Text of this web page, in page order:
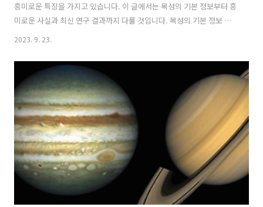
흥미로운 특징을 가지고 있습니다. 이 글에서는 목성의 기본 정보부터 흥
미로운 사실과 최신 연구 결과까지 다룰 것입니다. 목성의 기본 정보 목
성은 태양계에서 다섯 번째로 태양에서 먼 위치에 있는 가스 행성 중 하
139,822km에 달합니다. 이로 인해 목성은 어두운 밤하늘에서도 비교적
쉽게 관측할 수 있습니다. 목성은 수소와 헬륨으로 이루어진 가스 행성으
로, 대기 중의 주요 성분은 수소(H2)와 헬륨(He)이며 작은 양의 메탄
(CH4)과 아머니아(NH3)도 포함하고 있습니다. 목성 대기의 화학 구성은
대기학자들에게 많은 연구와 이해의 대상이 됩니다. 목성의 대기 ..
2023. 9. 23.